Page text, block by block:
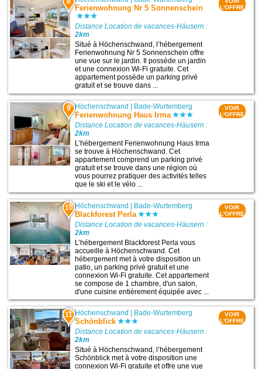
Ferienwohnung Nr 5 Sonnenschein
Distance Location de vacances-Häusern :
2km
Situé à Höchenschwand, l’hébergement
Ferienwohnung Nr 5 Sonnenschein offre
une vue sur le jardin. Il possède un jardin
et une connexion Wi-Fi gratuite. Cet
appartement possède un parking privé
gratuit et se trouve dans ...
L'OFFRE
9 Höchenschwand Bade-Wurtemberg
Ferienwohnung Haus Irma
Distance Location de vacances-Häusern :
2km
L’hébergement Ferienwohnung Haus Irma
se trouve à Höchenschwand. Cet
appartement comprend un parking privé
gratuit et se trouve dans une région où
vous pourrez pratiquer des activités telles
que le ski et le vélo ...
VOIR
L'OFFRE
10 Höchenschwand | Bade-Wurtemberg
Blackforest Perla
Distance Location de vacances-Häusern :
2km
L’hébergement Blackforest Perla vous
accueille à Höchenschwand. Cet
hébergement met à votre disposition un
patio, un parking privé gratuit et une
connexion Wi-Fi gratuite. Cet appartement
se compose de 1 chambre, d'un salon,
d'une cuisine entièrement équipée avec ...
VOIR
L'OFFRE
11 Höchenschwand | Bade-Wurtemberg
Schönblick
Distance Location de vacances-Häusern :
2km
Situé à Höchenschwand, l’hébergement
Schönblick met à votre disposition une
connexion Wi-Fi gratuite et offre une vue
VOIR
L'OFFRE